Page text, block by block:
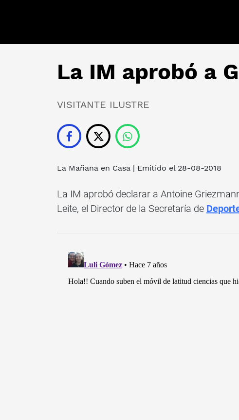
La IM aprobó a
VISITANTE ILUSTRE
La Mañana en Casa | Emitido el 28-08-2018
La IM aprobó declarar a Antoine
Leite, el Director de la Secretaría de